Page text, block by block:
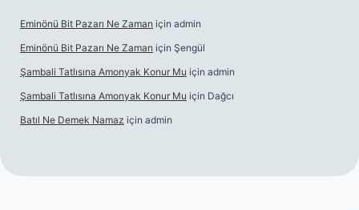
Eminönü Bit Pazarı Ne Zaman için admin
Eminönü Bit Pazarı Ne Zaman için Şengül
Şambali Tatlısına Amonyak Konur Mu için admin
Şambali Tatlısına Amonyak Konur Mu için Dağcı
Batıl Ne Demek Namaz için admin